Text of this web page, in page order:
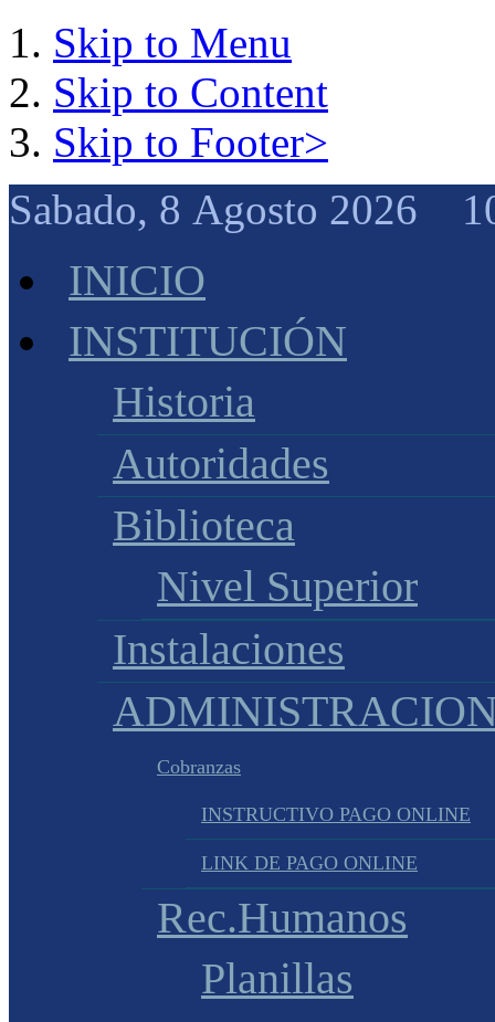
Skip to Menu
Skip to Content
Skip to Footer>
Sabado, 8 Agosto 2026
INICIO
INSTITUCIÓN
Historia
Autoridades
Biblioteca
Nivel Superior
Instalaciones
Cobranzas
INSTRUCTIVO PAGO ONLINE
LINK DE PAGO ONLINE
Rec.Humanos
Planillas